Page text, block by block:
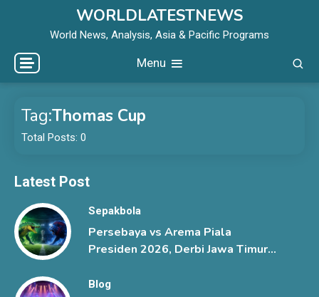
WORLDLATESTNEWS
World News, Analysis, Asia & Pacific Programs
Menu
Tag:Thomas Cup
Total Posts: 0
Latest Post
Sepakbola
Persebaya vs Arema Piala
Presiden 2026, Derbi Jawa Timur
Blog